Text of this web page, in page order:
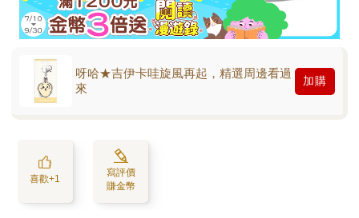
呀哈★吉伊卡哇旋風再起，精選周邊看過
來
加購
喜歡+1
寫評價
賺金幣